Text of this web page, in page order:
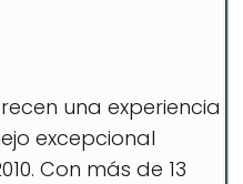
una experiencia
excepcional
Con más de 13